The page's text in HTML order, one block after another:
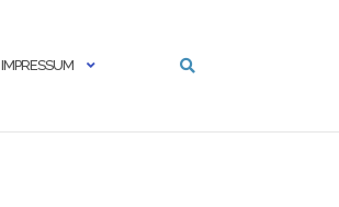
IMPRESSUM